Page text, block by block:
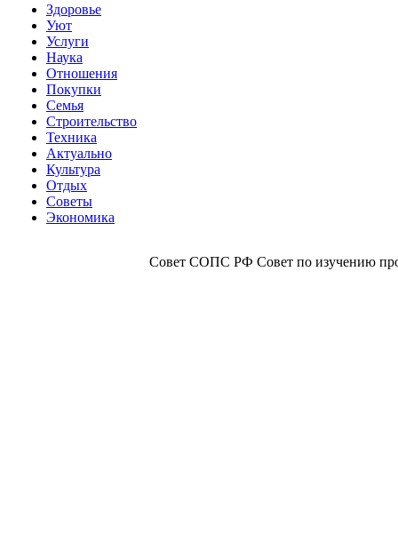
Здоровье
Уют
Услуги
Наука
Отношения
Покупки
Семья
Строительство
Техника
Актуально
Культура
Отдых
Советы
Экономика
Совет СОПС РФ Совет по изучению